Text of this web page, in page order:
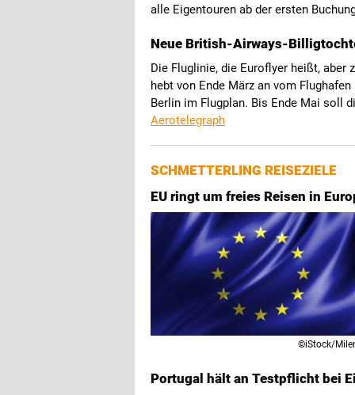
alle Eigentouren ab der ersten
Neue British-Airways-
Die Fluglinie, die Euroflyer heißt,
hebt von Ende März an vom
Berlin im Flugplan. Bis Ende Mai soll
Aerotelegraph
SCHMETTERLING REISEZIELE
EU ringt um freies Reisen in
©iStock/
Portugal hält an Testpflicht bei